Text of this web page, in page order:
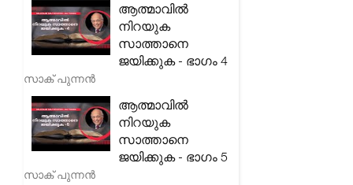
ആത്മാവിൽ
നിറയുക
സാത്താനെ
ജയിക്കുക - ഭാഗം 4
സാക് പുന്നൻ
ആത്മാവിൽ
നിറയുക
സാത്താനെ
ജയിക്കുക - ഭാഗം 5
സാക് പുന്നൻ